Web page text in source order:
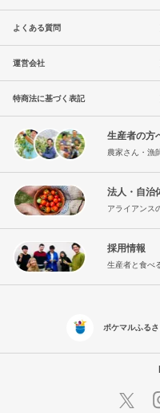
よくある質問
運営会社
特商法に基づく表記
生産者の方
農家さん・漁
法人・自治
アライアンス
採用情報
生産者と食べ
ポケマルふる